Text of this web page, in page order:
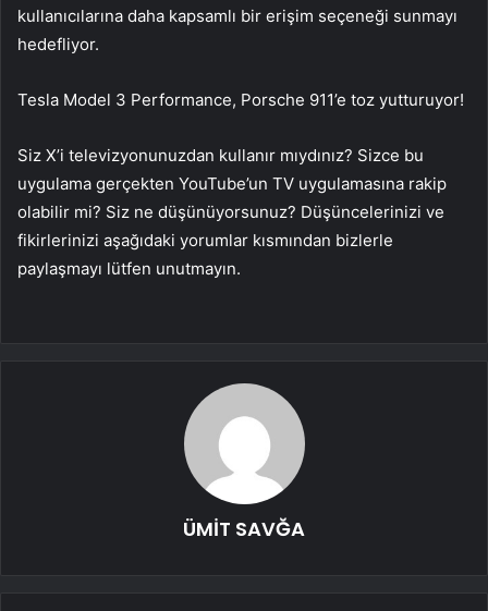
kullanıcılarına daha kapsamlı bir erişim seçeneği sunmayı
hedefliyor.
Tesla Model 3 Performance, Porsche 911’e toz yutturuyor!
Siz X’i televizyonunuzdan kullanır mıydınız? Sizce bu
uygulama gerçekten YouTube’un TV uygulamasına rakip
olabilir mi? Siz ne düşünüyorsunuz? Düşüncelerinizi ve
fikirlerinizi aşağıdaki yorumlar kısmından bizlerle
paylaşmayı lütfen unutmayın.
ÜMİT SAVĞA